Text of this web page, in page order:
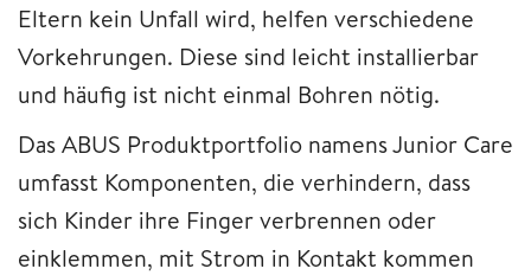
Eltern kein Unfall wird, helfen verschiedene
Vorkehrungen. Diese sind leicht installierbar
und häufig ist nicht einmal Bohren nötig.
Das ABUS Produktportfolio namens Junior Care
umfasst Komponenten, die verhindern, dass
sich Kinder ihre Finger verbrennen oder
einklemmen, mit Strom in Kontakt kommen